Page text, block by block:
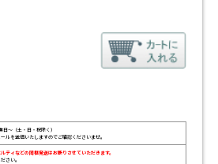
日～（土・日・祝除く）
ルを送信いたしますのでご確認くださいませ。
ティなどの同梱発送はお断りさせていただきます。
さい。